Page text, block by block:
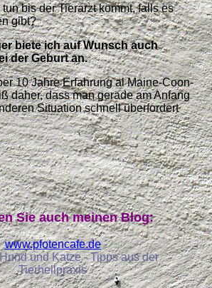
bis der Tierarzt kommt, falls es
gibt?
biete ich auf Wunsch auch
der Geburt an.
10 Jahre Erfahrung al Maine-Coon-
daher, dass man gerade am Anfang
Situation schnell überfordert
Sie auch meinen Blog:
www.pfotencafe.de
und Katze - Tipps aus der
Tierheilpraxis